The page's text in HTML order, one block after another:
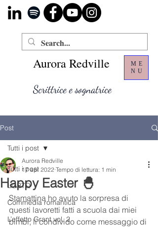
ME
NU
Scrittrice e sognatrice
Aurora Redville
Post
Tutti i post
LGBTQ
Commedia romantica
L’effetto Grant vol. 2
Tutti i post
Happy Easter 🐣
Aurora Redville
17 apr 2022 Tempo di lettura: 1 min
Stamattina ho avuto la sorpresa di
questi lavoretti fatti a scuola dai miei
bimbi, li condivido come messaggio di